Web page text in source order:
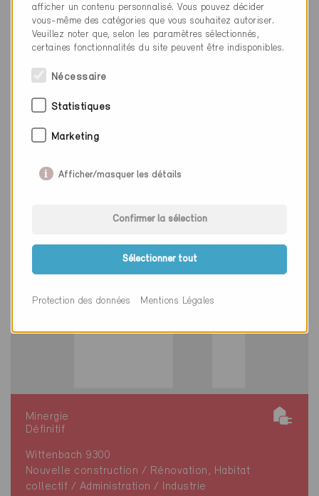
Minergie
Nouvelle construction, Habitat individuel /
AR-254
Minergie
Définitif
Wittenbach 9300
Nouvelle construction / Rénovation, Habitat
collectif / Administration / Industrie
afficher un contenu personnalisé. Vous pouvez décider
vous-même des catégories que vous souhaitez autoriser.
Veuillez noter que, selon les paramètres sélectionnés,
certaines fonctionnalités du site peuvent être indisponibles.
Nécessaire
Statistiques
Marketing
Afficher/masquer les détails
Confirmer la sélection
Sélectionner tout
Protection des données Mentions Légales